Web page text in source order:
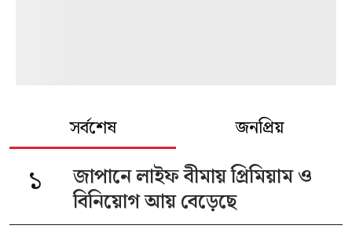
সর্বশেষ জনপ্রিয়
১
জাপানে লাইফ বীমায় প্রিমিয়াম ও
বিনিয়োগ আয় বেড়েছে